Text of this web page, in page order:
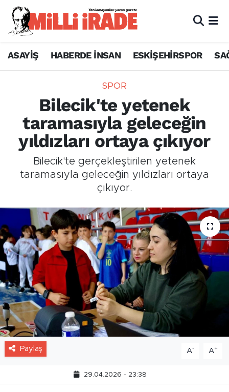
ASAYİŞ HABERDE İNSAN ESKİŞEHİRSPOR
SPOR
Bilecik'te yetenek
taramasıyla geleceğin
yıldızları ortaya çıkıyor
Bilecik'te gerçekleştirilen yetenek
taramasıyla geleceğin yıldızları ortaya
çıkıyor.
Paylaş A- A+
29.04.2026 - 23:38